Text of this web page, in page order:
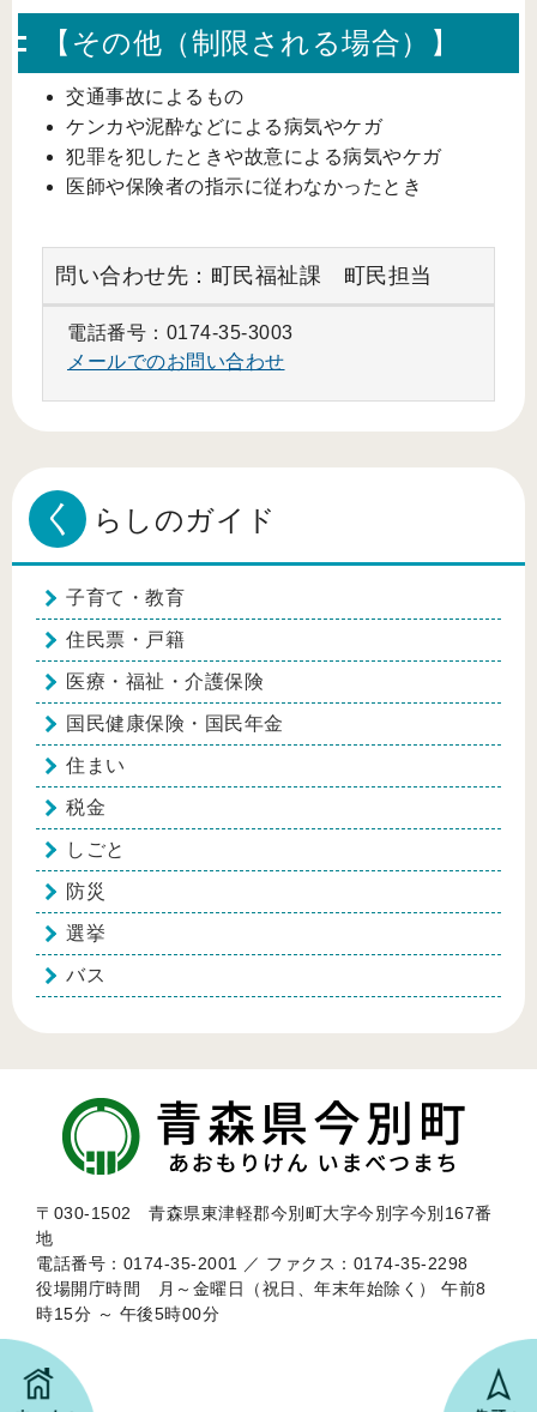
【その他（制限される場合）】
交通事故によるもの
ケンカや泥酔などによる病気やケガ
犯罪を犯したときや故意による病気やケガ
医師や保険者の指示に従わなかったとき
問い合わせ先：町民福祉課 町民担当
電話番号：0174-35-3003
メールでのお問い合わせ
く らしのガイド
子育て・教育
住民票・戸籍
医療・福祉・介護保険
国民健康保険・国民年金
住まい
税金
しごと
防災
選挙
バス
〒030-1502 青森県東津軽郡今別町大字今別字今別167番
地
電話番号：0174-35-2001 ／ ファクス：0174-35-2298
役場開庁時間 月～金曜日（祝日、年末年始除く） 午前8
時15分 ～ 午後5時00分